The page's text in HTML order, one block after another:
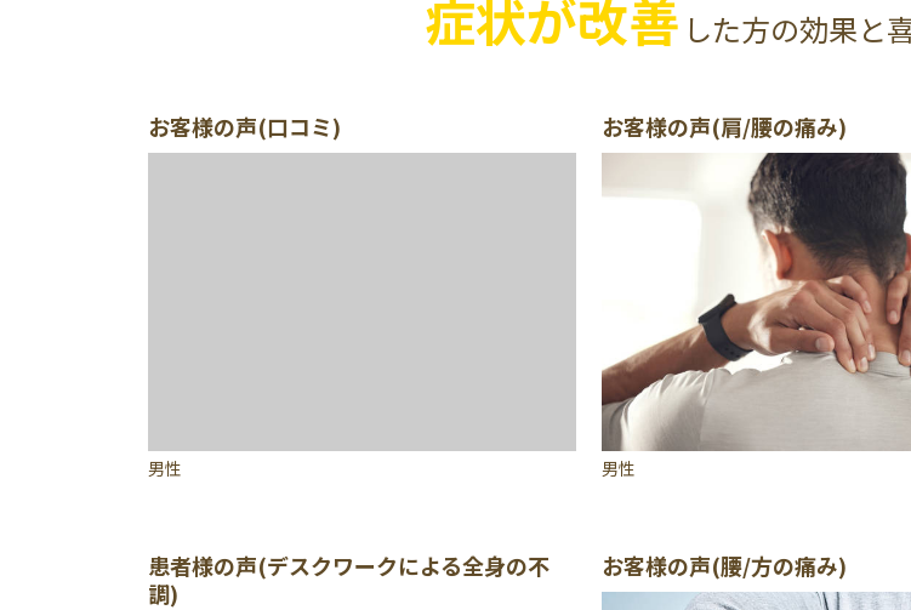
症状が改善 した方の効果と
お客様の声(口コミ)
男性
お客様の声(肩/腰の痛み)
男性
患者様の声(デスクワークによる全身の不
調)
お客様の声(腰/方の痛み)